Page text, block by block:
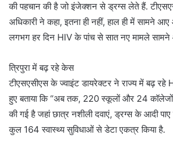
की पहचान की है जो इंजेक्शन से ड्रग्स लेते हैं.
अधिकारी ने कहा, इतना ही नहीं, हाल ही में सामने
लगभग हर दिन HIV के पांच से सात नए मामले
त्रिपुरा में बढ़ रहे केस
टीएसएसीएस के ज्वाइंट डायरेक्टर ने राज्य में बढ़
हुए बताया कि “अब तक, 220 स्कूलों और 24 कॉलेजों
की गई है जहां छात्र नशीली दवाएं, ड्रग्स के आदी
कुल 164 स्वास्थ्य सुविधाओं से डेटा एकत्र किया है.